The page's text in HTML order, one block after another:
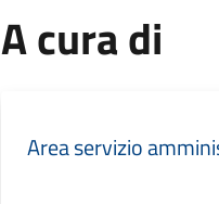
A cura di
Area servizio